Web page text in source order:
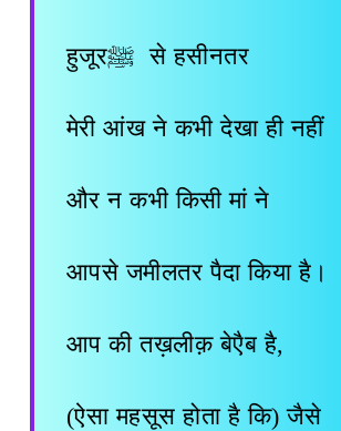
हुजूरﷺ से हसीनतर
मेरी आंख ने कभी देखा ही नहीं
और न कभी किसी मां ने
आपसे जमीलतर पैदा किया है।
आप की तख़लीक़ बेएैब है,
(ऐसा महसूस होता है कि) जैसे